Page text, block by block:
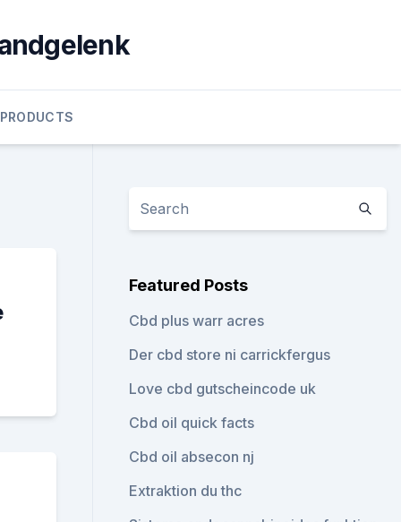
Featured Posts
Cbd plus warr acres
Der cbd store ni carrickfergus
Love cbd gutscheincode uk
Cbd oil quick facts
Cbd oil absecon nj
Extraktion du thc